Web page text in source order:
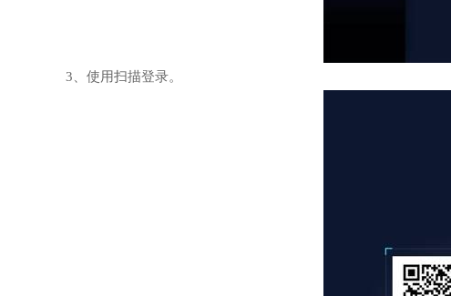
3、使用扫描登录。